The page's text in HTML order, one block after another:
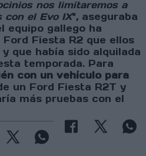
nos limitaremos a
con el Evo IX", aseguraba
equipo gallego ha
Fiesta R2 que ellos
que había sido alquilada
temporada. Para
con un vehículo para
un Ford Fiesta R2T y
más pruebas con el